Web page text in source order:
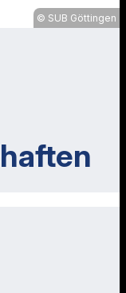
SUB Göttingen